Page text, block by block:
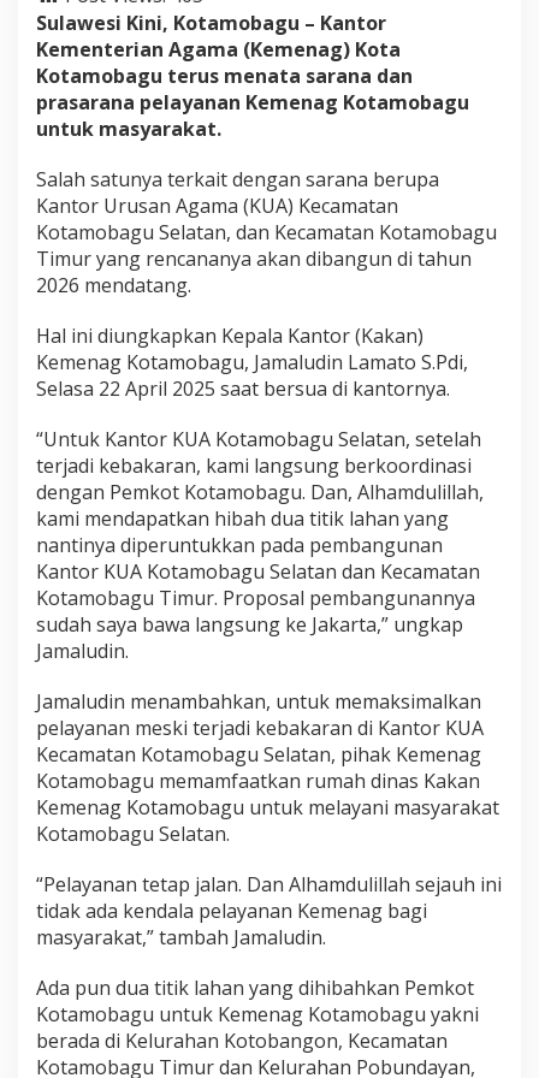
o
A
o
t
a
a
g
u
e
l
a
t
a
n
Sulawesi Kini, Kotamobagu – Kantor
Kementerian Agama (Kemenag) Kota
Kotamobagu terus menata sarana dan
prasarana pelayanan Kemenag Kotamobagu
untuk masyarakat.
Salah satunya terkait dengan sarana berupa
Kantor Urusan Agama (KUA) Kecamatan
Kotamobagu Selatan, dan Kecamatan Kotamobagu
Timur yang rencananya akan dibangun di tahun
2026 mendatang.
Hal ini diungkapkan Kepala Kantor (Kakan)
Kemenag Kotamobagu, Jamaludin Lamato S.Pdi,
Selasa 22 April 2025 saat bersua di kantornya.
“Untuk Kantor KUA Kotamobagu Selatan, setelah
terjadi kebakaran, kami langsung berkoordinasi
dengan Pemkot Kotamobagu. Dan, Alhamdulillah,
kami mendapatkan hibah dua titik lahan yang
nantinya diperuntukkan pada pembangunan
Kantor KUA Kotamobagu Selatan dan Kecamatan
Kotamobagu Timur. Proposal pembangunannya
sudah saya bawa langsung ke Jakarta,” ungkap
Jamaludin.
Jamaludin menambahkan, untuk memaksimalkan
pelayanan meski terjadi kebakaran di Kantor KUA
Kecamatan Kotamobagu Selatan, pihak Kemenag
Kotamobagu memamfaatkan rumah dinas Kakan
Kemenag Kotamobagu untuk melayani masyarakat
Kotamobagu Selatan.
“Pelayanan tetap jalan. Dan Alhamdulillah sejauh ini
tidak ada kendala pelayanan Kemenag bagi
masyarakat,” tambah Jamaludin.
Ada pun dua titik lahan yang dihibahkan Pemkot
Kotamobagu untuk Kemenag Kotamobagu yakni
berada di Kelurahan Kotobangon, Kecamatan
Kotamobagu Timur dan Kelurahan Pobundayan,